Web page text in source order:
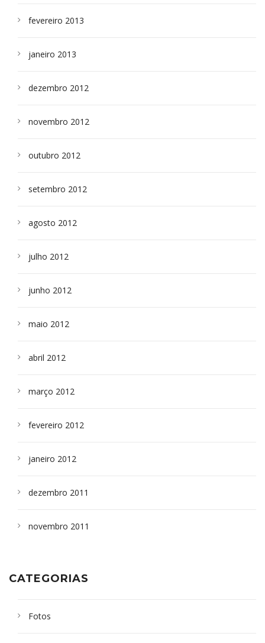
fevereiro 2013
janeiro 2013
dezembro 2012
novembro 2012
outubro 2012
setembro 2012
agosto 2012
julho 2012
junho 2012
maio 2012
abril 2012
março 2012
fevereiro 2012
janeiro 2012
dezembro 2011
novembro 2011
CATEGORIAS
Fotos